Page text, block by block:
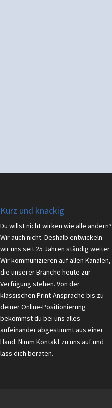
Kurz und knackig
Du willst nicht wirken wie alle andern?
Wir auch nicht. Deshalb entwickeln
wir uns seit 25 Jahren ständig weiter.
Wir kommunizieren auf allen Kanälen,
die unserer Branche heute zur
Verfügung stehen. Von der
klassischen Print-Ansprache bis zu
deiner Online-Positionierung
bekommst du bei uns alles
aufeinander abgestimmt aus einer
Hand. Nimm Kontakt zu uns auf und
lass dich beraten.